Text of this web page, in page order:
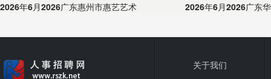
2026年6月2026广东惠州市惠艺艺术 2026年6月2026广东
关于我们